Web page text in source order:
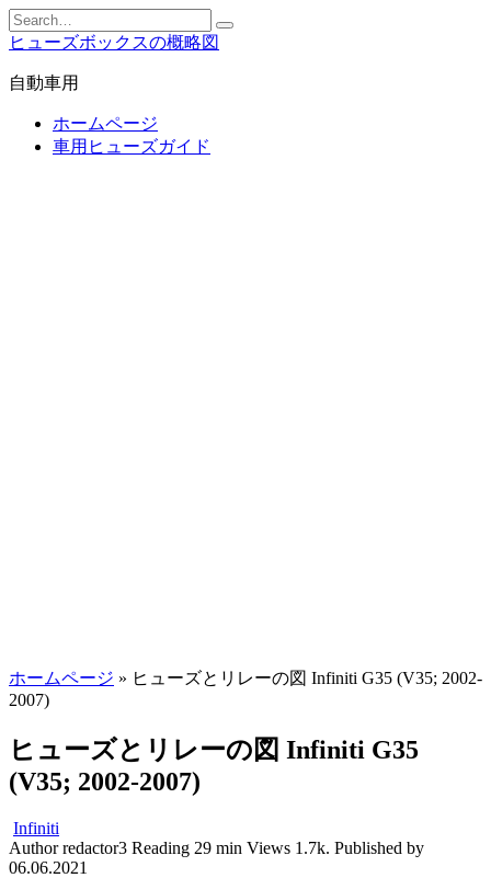
Skip
to
content
Search
for:
ヒューズボックスの概略図
自動車用
ホームページ
車用ヒューズガイド
ホームページ » ヒューズとリレーの図 Infiniti G35 (V35; 2002-
2007)
ヒューズとリレーの図 Infiniti G35
(V35; 2002-2007)
Infiniti
Author redactor3 Reading 29 min Views 1.7k. Published by
06.06.2021